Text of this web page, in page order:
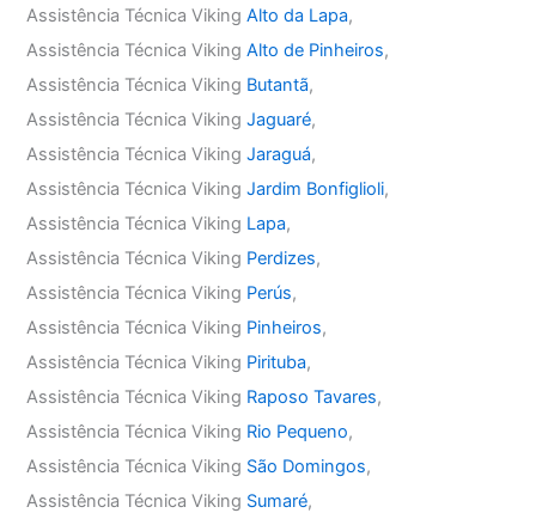
Assistência Técnica VikingAlto da Lapa,
Assistência Técnica VikingAlto de Pinheiros,
Assistência Técnica Viking Butantã,
Assistência Técnica VikingJaguaré,
Assistência Técnica VikingJaraguá,
Assistência Técnica VikingJardim Bonfiglioli,
Assistência Técnica Viking Lapa,
Assistência Técnica Viking Perdizes,
Assistência Técnica Viking Perús,
Assistência Técnica Viking Pinheiros,
Assistência Técnica Viking Pirituba,
Assistência Técnica Viking Raposo Tavares,
Assistência Técnica Viking Rio Pequeno,
Assistência Técnica Viking São Domingos,
Assistência Técnica Viking Sumaré,